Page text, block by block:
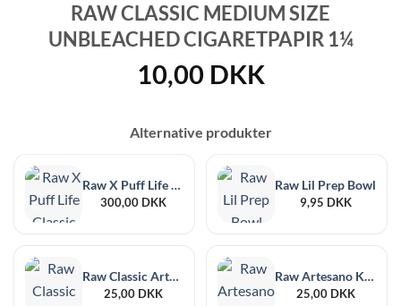
RAW CLASSIC MEDIUM SIZE
UNBLEACHED CIGARETPAPIR 1¼
10,00 DKK
Alternative produkter
Raw X Puff Life Classic Case Black
300,00 DKK
Raw Lil Prep Bowl
9,95 DKK
Raw Classic Artesano 1¼ Size + Filtertips
25,00 DKK
Raw Artesano Kingsize Slim + Tips
25,00 DKK